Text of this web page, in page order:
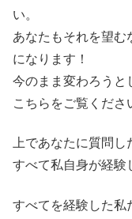
い。
あなたもそれを望む
になります！
今のまま変わろうと
こちらをご覧くださ
上であなたに質問し
すべて私自身が経験
すべてを経験した私